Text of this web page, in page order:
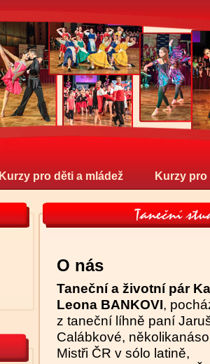
Kurzy pro děti a mládež Kurzy
O nás
Taneční a životní pár
Leona BANKOVI,
z taneční líhně paní
Calábkové,
Mistři ČR v sólo latině,